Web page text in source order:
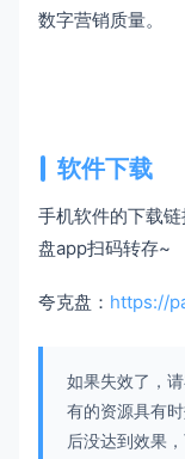
数字营销质量。
软件下载
手机软件的下载
盘app扫码转存~
夸克盘： https://
如果失效了，
有的资源具有
后没达到效果